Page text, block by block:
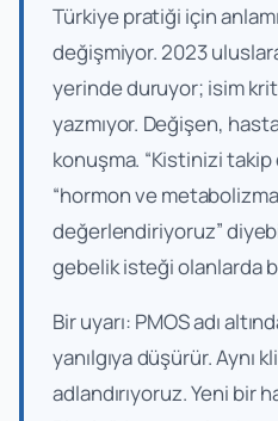
Türkiye pratiği için
değişmiyor. 2023
yerinde duruyor; isim
yazmıyor. Değişen,
konuşma. “Kistinizi
“hormon ve
değerlendiriyoruz”
gebelik isteği olanlarda
Bir uyarı: PMOS adı
yanılgıya düşürür. Aynı
adlandırıyoruz. Yeni bir